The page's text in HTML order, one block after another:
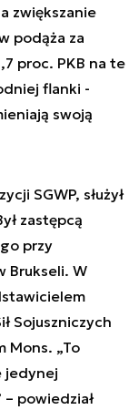
zwiększanie
podąża za
proc. PKB na te
flanki -
swoją
SGWP, służył
zastępcą
przy
Brukseli. W
Sojuszniczych
Mons. „To
jedynej
powiedział